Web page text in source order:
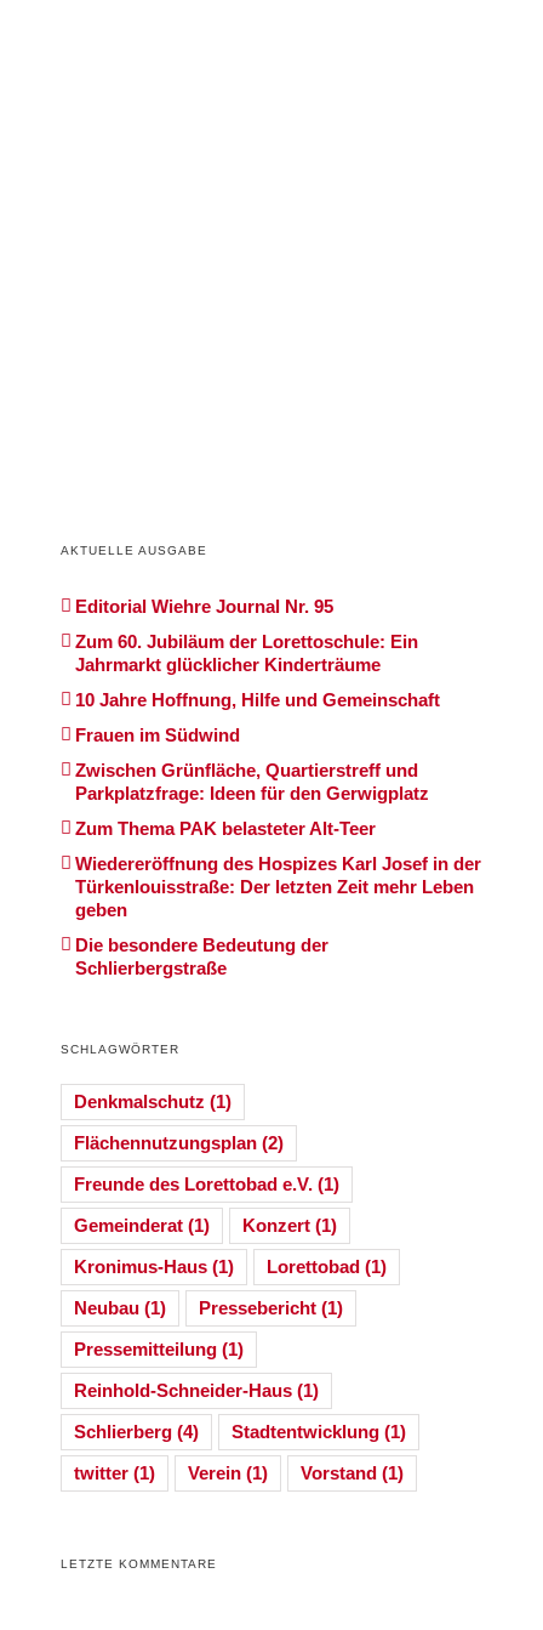
AKTUELLE AUSGABE
Editorial Wiehre Journal Nr. 95
Zum 60. Jubiläum der Lorettoschule: Ein
Jahrmarkt glücklicher Kinderträume
10 Jahre Hoffnung, Hilfe und Gemeinschaft
Frauen im Südwind
Zwischen Grünfläche, Quartierstreff und
Parkplatzfrage: Ideen für den Gerwigplatz
Zum Thema PAK belasteter Alt-Teer
Wiedereröffnung des Hospizes Karl Josef in der
Türkenlouisstraße: Der letzten Zeit mehr Leben
geben
Die besondere Bedeutung der
Schlierbergstraße
SCHLAGWÖRTER
Denkmalschutz (1)
Flächennutzungsplan (2)
Freunde des Lorettobad e.V. (1)
Gemeinderat (1) Konzert (1)
Kronimus-Haus (1) Lorettobad (1)
Neubau (1) Pressebericht (1)
Pressemitteilung (1)
Reinhold-Schneider-Haus (1)
Schlierberg (4) Stadtentwicklung (1)
twitter (1) Verein (1) Vorstand (1)
LETZTE KOMMENTARE